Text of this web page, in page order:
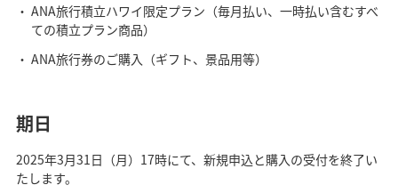
ANA旅行積立ハワイ限定プラン（毎月払い、一時払い含むすべ
ての積立プラン商品）
ANA旅行券のご購入（ギフト、景品用等）
期日
2025年3月31日（月）17時にて、新規申込と購入の受付を終了い
たします。